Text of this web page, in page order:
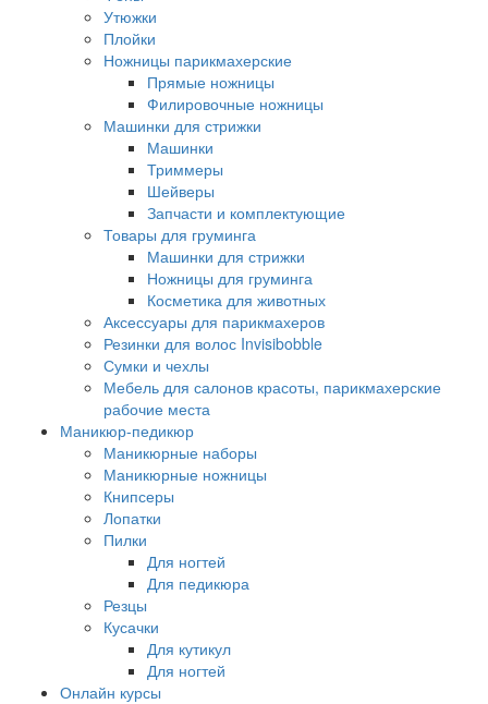
Утюжки
Плойки
Ножницы парикмахерские
Прямые ножницы
Филировочные ножницы
Машинки для стрижки
Машинки
Триммеры
Шейверы
Запчасти и комплектующие
Товары для груминга
Машинки для стрижки
Ножницы для груминга
Косметика для животных
Аксессуары для парикмахеров
Резинки для волос Invisibobble
Сумки и чехлы
Мебель для салонов красоты, парикмахерские
рабочие места
Маникюр-педикюр
Маникюрные наборы
Маникюрные ножницы
Книпсеры
Лопатки
Пилки
Для ногтей
Для педикюра
Резцы
Кусачки
Для кутикул
Для ногтей
Онлайн курсы